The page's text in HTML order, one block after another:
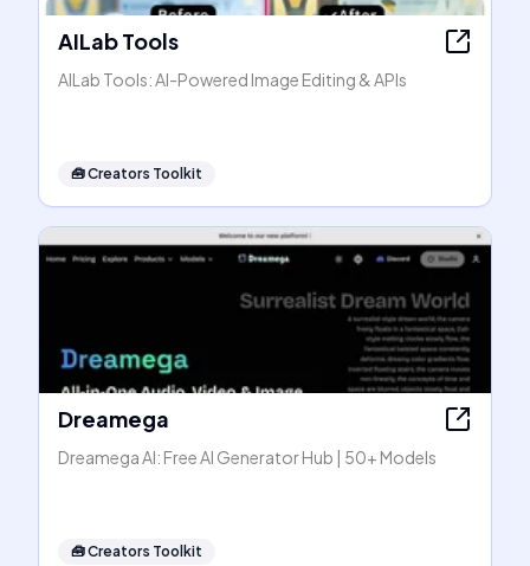
AILab Tools
AILab Tools: AI-Powered Image Editing & APIs
🧰Creators Toolkit
Dreamega
Dreamega AI: Free AI Generator Hub | 50+ Models
🧰Creators Toolkit